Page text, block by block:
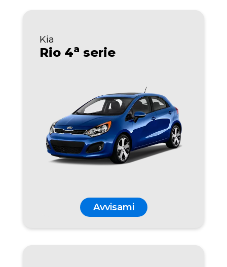
Kia
Rio 4a serie
Avvisami